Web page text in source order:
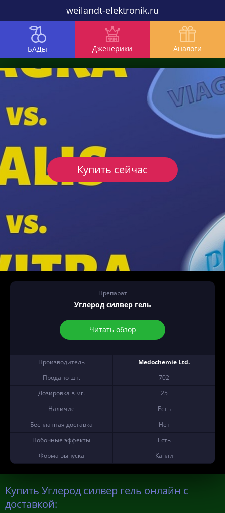
weilandt-elektronik.ru
БАДы Дженерики Аналоги
Препарат
Углерод силвер гель
Читать обзор
Производитель
Medochemie Ltd.
Продано шт.
702
Дозировка в мг.
25
Наличие
Есть
Бесплатная доставка
Нет
Побочные эффекты
Есть
Форма выпуска
Капли
Купить сейчас
Купить Углерод силвер гель онлайн с
доставкой: